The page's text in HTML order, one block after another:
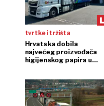
tvrtke i tržišta
Hrvatska dobila
najvećeg proizvođača
higijenskog papira u